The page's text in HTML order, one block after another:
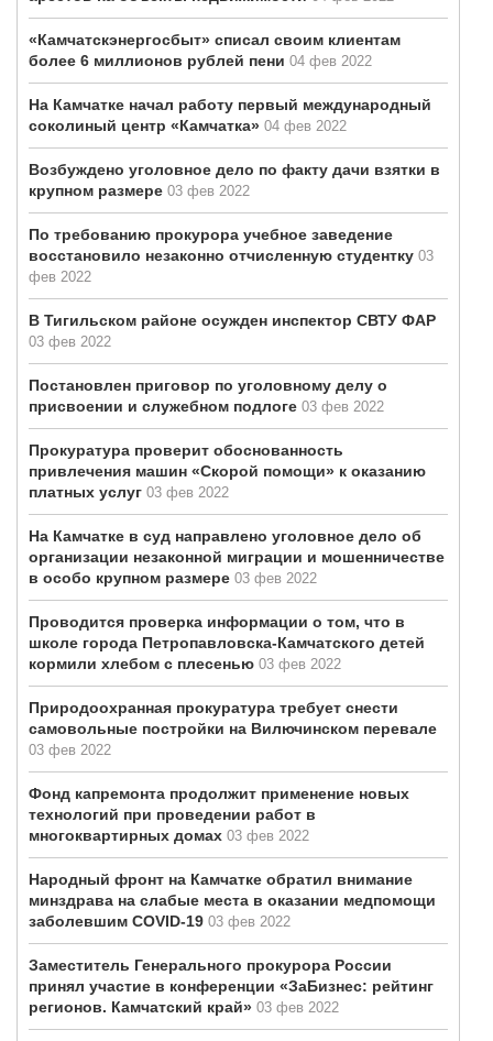
«Камчатскэнергосбыт» списал своим клиентам
более 6 миллионов рублей пени 04 фев 2022
На Камчатке начал работу первый международный
соколиный центр «Камчатка» 04 фев 2022
Возбуждено уголовное дело по факту дачи взятки в
крупном размере 03 фев 2022
По требованию прокурора учебное заведение
восстановило незаконно отчисленную студентку 03
фев 2022
В Тигильском районе осужден инспектор СВТУ ФАР
03 фев 2022
Постановлен приговор по уголовному делу о
присвоении и служебном подлоге 03 фев 2022
Прокуратура проверит обоснованность
привлечения машин «Скорой помощи» к оказанию
платных услуг 03 фев 2022
На Камчатке в суд направлено уголовное дело об
организации незаконной миграции и мошенничестве
в особо крупном размере 03 фев 2022
Проводится проверка информации о том, что в
школе города Петропавловска-Камчатского детей
кормили хлебом с плесенью 03 фев 2022
Природоохранная прокуратура требует снести
самовольные постройки на Вилючинском перевале
03 фев 2022
Фонд капремонта продолжит применение новых
технологий при проведении работ в
многоквартирных домах 03 фев 2022
Народный фронт на Камчатке обратил внимание
минздрава на слабые места в оказании медпомощи
заболевшим COVID-19 03 фев 2022
Заместитель Генерального прокурора России
принял участие в конференции «ЗаБизнес: рейтинг
регионов. Камчатский край» 03 фев 2022